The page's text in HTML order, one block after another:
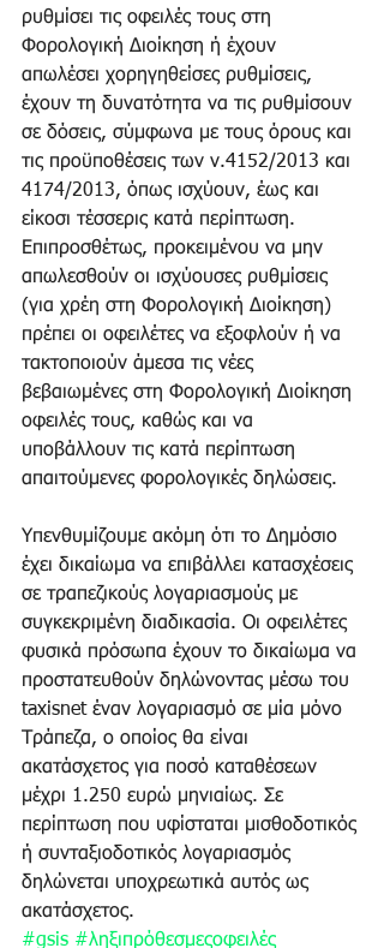
ρυθμίσει τις οφειλές τους στη
Φορολογική Διοίκηση ή έχουν
απωλέσει χορηγηθείσες ρυθμίσεις,
έχουν τη δυνατότητα να τις ρυθμίσουν
σε δόσεις, σύμφωνα με τους όρους και
τις προϋποθέσεις των ν.4152/2013 και
4174/2013, όπως ισχύουν, έως και
είκοσι τέσσερις κατά περίπτωση.
Επιπροσθέτως, προκειμένου να μην
απωλεσθούν οι ισχύουσες ρυθμίσεις
(για χρέη στη Φορολογική Διοίκηση)
πρέπει οι οφειλέτες να εξοφλούν ή να
τακτοποιούν άμεσα τις νέες
βεβαιωμένες στη Φορολογική Διοίκηση
οφειλές τους, καθώς και να
υποβάλλουν τις κατά περίπτωση
απαιτούμενες φορολογικές δηλώσεις.
Υπενθυμίζουμε ακόμη ότι το Δημόσιο
έχει δικαίωμα να επιβάλλει κατασχέσεις
σε τραπεζικούς λογαριασμούς με
συγκεκριμένη διαδικασία. Οι οφειλέτες
φυσικά πρόσωπα έχουν το δικαίωμα να
προστατευθούν δηλώνοντας μέσω του
taxisnet έναν λογαριασμό σε μία μόνο
Τράπεζα, ο οποίος θα είναι
ακατάσχετος για ποσό καταθέσεων
μέχρι 1.250 ευρώ μηνιαίως. Σε
περίπτωση που υφίσταται μισθοδοτικός
ή συνταξιοδοτικός λογαριασμός
δηλώνεται υποχρεωτικά αυτός ως
ακατάσχετος.
#gsis #ληξιπρόθεσμεςοφειλές